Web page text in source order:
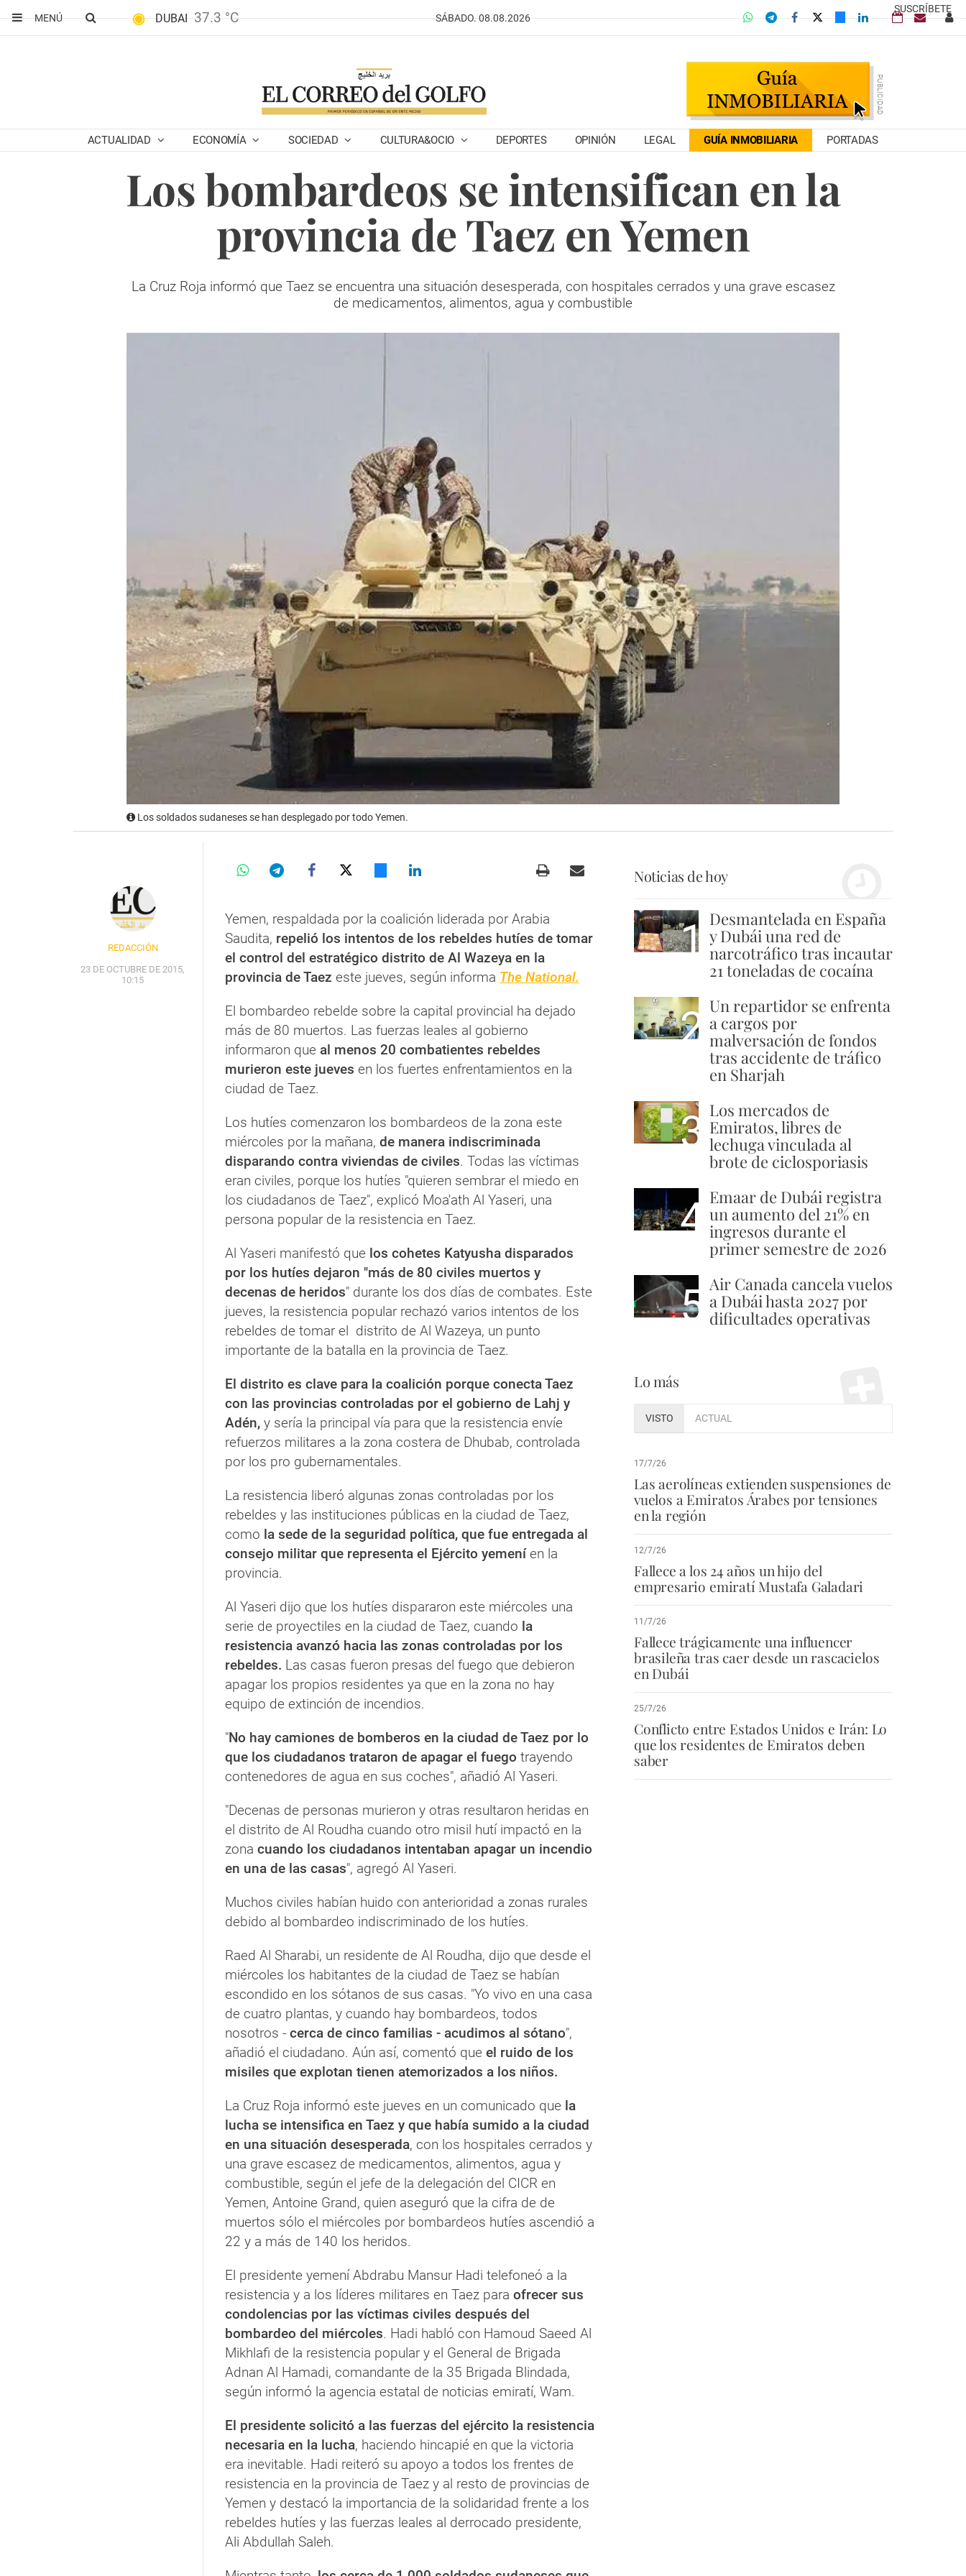
SUSCRÍBETE
MENÚ
DUBAI 37.3 °C SÁBADO. 08.08.2026
ACTUALIDAD ECONOMÍA SOCIEDAD CULTURA&OCIO DEPORTES OPINIÓN LEGAL GUÍA INMOBILIARIA PORTADAS
Los bombardeos se intensifican en la
provincia de Taez en Yemen
La Cruz Roja informó que Taez se encuentra una situación desesperada, con hospitales cerrados y una grave escasez
de medicamentos, alimentos, agua y combustible
Los soldados sudaneses se han desplegado por todo Yemen.
REDACCIÓN
23 DE OCTUBRE DE 2015,
10:15
Yemen, respaldada por la coalición liderada por Arabia
Saudita, repelió los intentos de los rebeldes hutíes de tomar
el control del estratégico distrito de Al Wazeya en la
provincia de Taez este jueves, según informa The National.
El bombardeo rebelde sobre la capital provincial ha dejado
más de 80 muertos. Las fuerzas leales al gobierno
informaron que al menos 20 combatientes rebeldes
murieron este jueves en los fuertes enfrentamientos en la
ciudad de Taez.
Los hutíes comenzaron los bombardeos de la zona este
miércoles por la mañana, de manera indiscriminada
disparando contra viviendas de civiles. Todas las víctimas
eran civiles, porque los hutíes "quieren sembrar el miedo en
los ciudadanos de Taez", explicó Moa'ath Al Yaseri, una
persona popular de la resistencia en Taez.
Al Yaseri manifestó que los cohetes Katyusha disparados
por los hutíes dejaron "más de 80 civiles muertos y
decenas de heridos" durante los dos días de combates. Este
jueves, la resistencia popular rechazó varios intentos de los
rebeldes de tomar el distrito de Al Wazeya, un punto
importante de la batalla en la provincia de Taez.
El distrito es clave para la coalición porque conecta Taez
con las provincias controladas por el gobierno de Lahj y
Adén, y sería la principal vía para que la resistencia envíe
refuerzos militares a la zona costera de Dhubab, controlada
por los pro gubernamentales.
La resistencia liberó algunas zonas controladas por los
rebeldes y las instituciones públicas en la ciudad de Taez,
como la sede de la seguridad política, que fue entregada al
consejo militar que representa el Ejército yemeníen la
provincia.
Al Yaseri dijo que los hutíes dispararon este miércoles una
serie de proyectiles en la ciudad de Taez, cuando la
resistencia avanzó hacia las zonas controladas por los
rebeldes. Las casas fueron presas del fuego que debieron
apagar los propios residentes ya que en la zona no hay
equipo de extinción de incendios.
"No hay camiones de bomberos en la ciudad de Taez por lo
que los ciudadanos trataron de apagar el fuego trayendo
contenedores de agua en sus coches", añadió Al Yaseri.
"Decenas de personas murieron y otras resultaron heridas en
el distrito de Al Roudha cuando otro misil hutí impactó en la
zona cuando los ciudadanos intentaban apagar un incendio
en una de las casas", agregó Al Yaseri.
Muchos civiles habían huido con anterioridad a zonas rurales
debido al bombardeo indiscriminado de los hutíes.
Raed Al Sharabi, un residente de Al Roudha, dijo que desde el
miércoles los habitantes de la ciudad de Taez se habían
escondido en los sótanos de sus casas. "Yo vivo en una casa
de cuatro plantas, y cuando hay bombardeos, todos
nosotros - cerca de cinco familias - acudimos al sótano",
añadió el ciudadano. Aún así, comentó que el ruido de los
misiles que explotan tienen atemorizados a los niños.
La Cruz Roja informó este jueves en un comunicado que la
lucha se intensifica en Taez y que había sumido a la ciudad
en una situación desesperada, con los hospitales cerrados y
una grave escasez de medicamentos, alimentos, agua y
combustible, según el jefe de la delegación del CICR en
Yemen, Antoine Grand, quien aseguró que la cifra de de
muertos sólo el miércoles por bombardeos hutíes ascendió a
22 y a más de 140 los heridos.
El presidente yemení Abdrabu Mansur Hadi telefoneó a la
resistencia y a los líderes militares en Taez para ofrecer sus
condolencias por las víctimas civiles después del
bombardeo del miércoles. Hadi habló con Hamoud Saeed Al
Mikhlafi de la resistencia popular y el General de Brigada
Adnan Al Hamadi, comandante de la 35 Brigada Blindada,
según informó la agencia estatal de noticias emiratí, Wam.
El presidente solicitó a las fuerzas del ejército la resistencia
necesaria en la lucha, haciendo hincapié en que la victoria
era inevitable. Hadi reiteró su apoyo a todos los frentes de
resistencia en la provincia de Taez y al resto de provincias de
Yemen y destacó la importancia de la solidaridad frente a los
rebeldes hutíes y las fuerzas leales al derrocado presidente,
Ali Abdullah Saleh.
Noticias de hoy
1 Desmantelada en España
y Dubái una red de
narcotráfico tras incautar
21 toneladas de cocaína
2 Un repartidor se enfrenta
a cargos por
malversación de fondos
tras accidente de tráfico
en Sharjah
3 Los mercados de
Emiratos, libres de
lechuga vinculada al
brote de ciclosporiasis
4 Emaar de Dubái registra
un aumento del 21% en
ingresos durante el
primer semestre de 2026
5 Air Canada cancela vuelos
a Dubái hasta 2027 por
dificultades operativas
Lo más
VISTO ACTUAL
17/7/26
Las aerolíneas extienden suspensiones de
vuelos a Emiratos Árabes por tensiones
en la región
12/7/26
Fallece a los 24 años un hijo del
empresario emiratí Mustafa Galadari
11/7/26
Fallece trágicamente una influencer
brasileña tras caer desde un rascacielos
en Dubái
25/7/26
Conflicto entre Estados Unidos e Irán: Lo
que los residentes de Emiratos deben
saber